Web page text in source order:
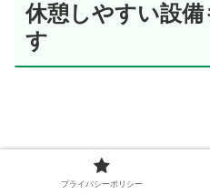
休憩しやすい設
す
敷地内には、
プライバシーポリシー